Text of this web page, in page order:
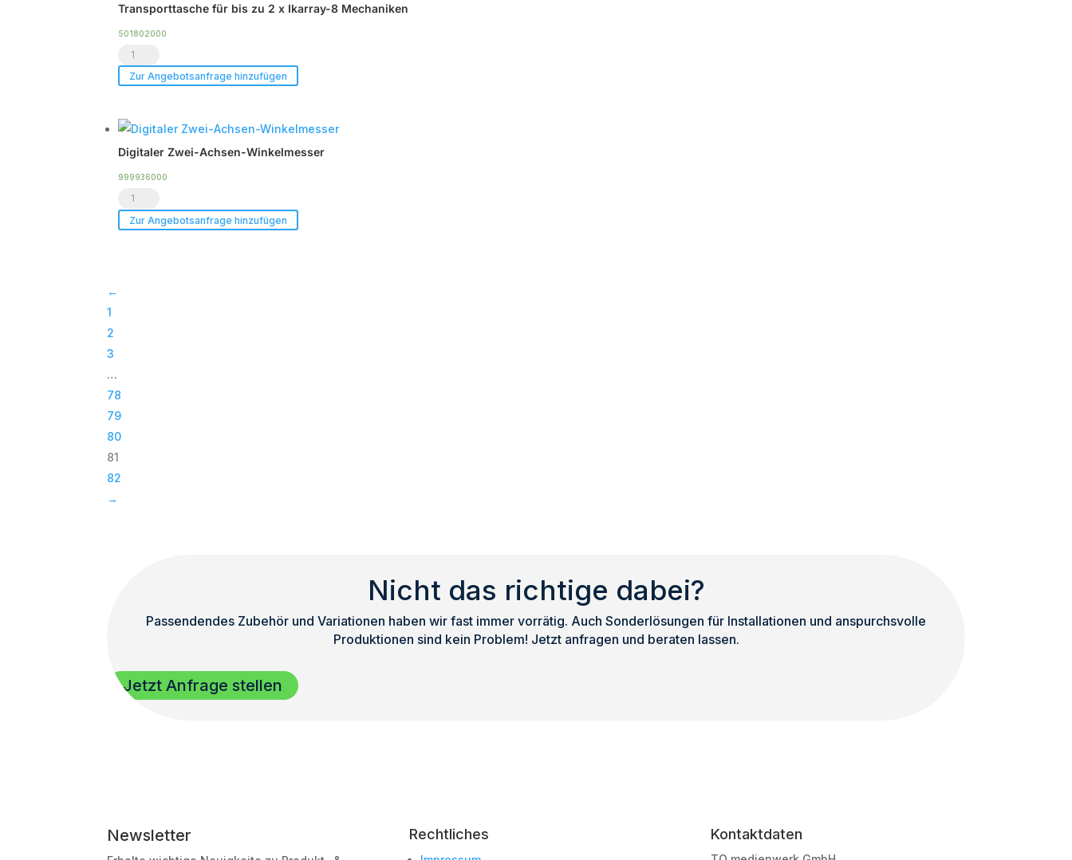
RAL-
Farben
Pulverbeschichtet
Menge
Transporttasche für bis zu 2 x Ikarray-8 Mechaniken
501802000
Transporttasche
für
2
x
Ikarray-
Mechaniken
Zur Angebotsanfrage hinzufügen
Digitaler Zwei-Achsen-Winkelmesser
999936000
Digitaler
Zwei-
Zur Angebotsanfrage hinzufügen
←
1
2
3
…
78
79
80
81
82
→
Nicht das richtige dabei?
Passendendes Zubehör und Variationen haben wir fast immer vorrätig. Auch Sonderlösungen für Installationen und anspurchsvolle
Produktionen sind kein Problem! Jetzt anfragen und beraten lassen.
Jetzt Anfrage stellen
Newsletter Rechtliches Kontaktdaten